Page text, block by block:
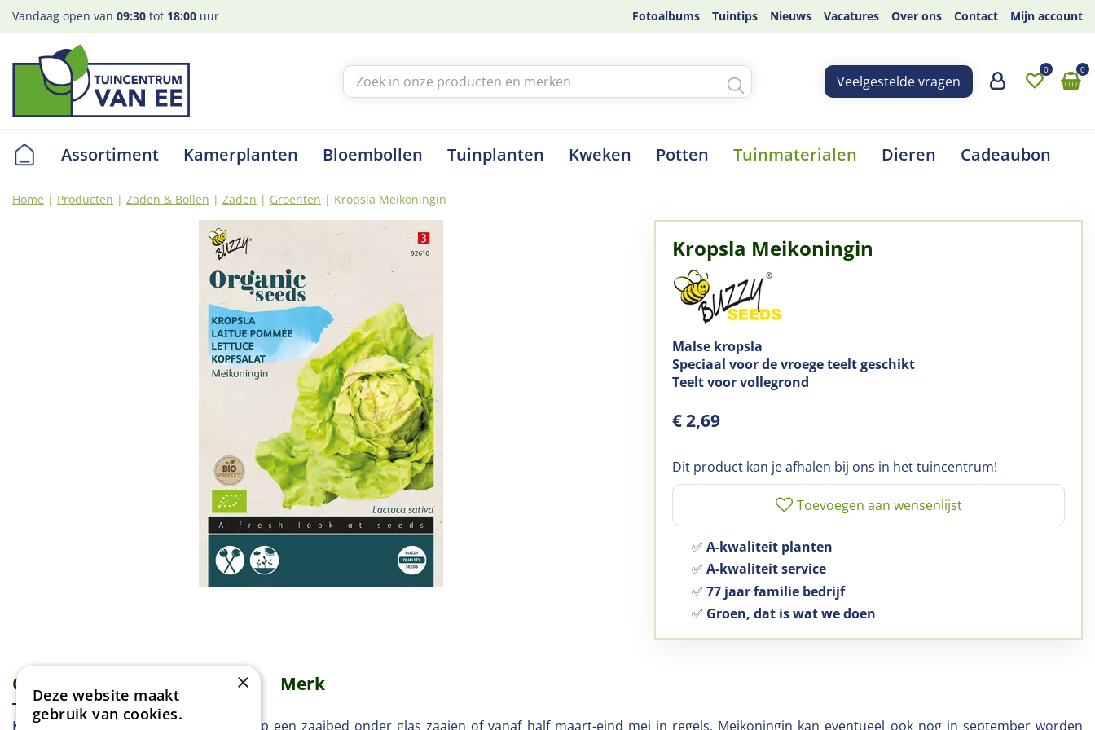
Ga
naar
Home Producten Zaden & Bollen Zaden Groenten Kropsla Meikoningin
Vandaag open van 09:30 tot 18:00 uur Fotoalbums Tuintips Nieuws Vacatures Over ons Contact Mijn account
Veelgestelde vragen
Assortiment Kamerplanten Bloembollen Tuinplanten Kweken Potten Tuinmaterialen Dieren Cadeaubon
Kropsla Meikoningin
Malse kropsla
Speciaal voor de vroege teelt geschikt
Teelt voor vollegrond
€2,69
Dit product kan je afhalen bij ons in het tuincentrum!
✅ A-kwaliteit planten
✅ A-kwaliteit service
✅ 77 jaar familie bedrijf
✅ Groen, dat is wat we doen
Omschrijving Specificaties Merk
Kropsla - Meikoningin Februari-maart op een zaaibed onder glas zaaien of vanaf half maart-eind mei in regels. Meikoningin kan eventueel ook nog in september worden
×
Deze website maakt
gebruik van cookies.